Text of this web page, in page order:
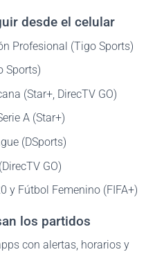
desde el celular
Profesional (Tigo Sports)
Sports)
(Star+, DirecTV GO)
A (Star+)
(DSports)
GO)
y Fútbol Femenino (FIFA+)
los partidos
con alertas, horarios y